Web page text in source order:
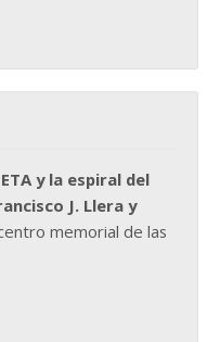
ETA y la espiral del
J. Llera y
memorial de las